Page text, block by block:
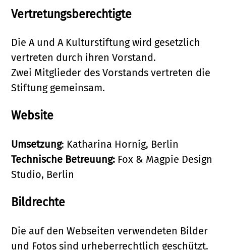
Vertretungsberechtigte
Die A und A Kulturstiftung wird gesetzlich
vertreten durch ihren Vorstand.
Zwei Mitglieder des Vorstands vertreten die
Stiftung gemeinsam.
Website
Umsetzung: Katharina Hornig, Berlin
Technische Betreuung: Fox & Magpie Design
Studio, Berlin
Bildrechte
Die auf den Webseiten verwendeten Bilder
und Fotos sind urheberrechtlich geschützt.